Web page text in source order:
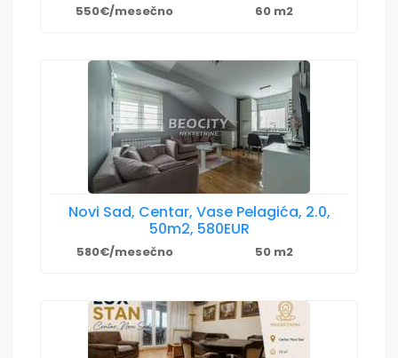
550€/mesečno 60 m2
Novi Sad, Centar, Vase Pelagića, 2.0,
50m2, 580EUR
580€/mesečno 50 m2